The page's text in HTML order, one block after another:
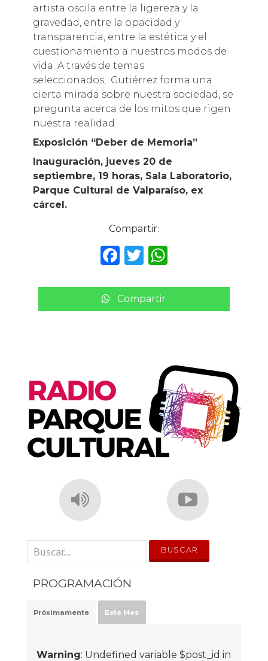
artista oscila entre la ligereza y la
gravedad, entre la opacidad y
transparencia, entre la estética y el
cuestionamiento a nuestros modos de
vida. A través de temas
seleccionados, Gutiérrez forma una
cierta mirada sobre nuestra sociedad, se
pregunta acerca de los mitos que rigen
nuestra realidad.
Exposición “Deber de Memoria”
Inauguración, jueves 20 de
septiembre, 19 horas, Sala Laboratorio,
Parque Cultural de Valparaíso, ex
cárcel.
Compartir:
F
c
e
T
it
te
W
a
ts
p
Compartir
' . __('Search for:') . '
PROGRAMACIÓN
Próximamente Este Mes
Warning: Undefined variable $post_id in